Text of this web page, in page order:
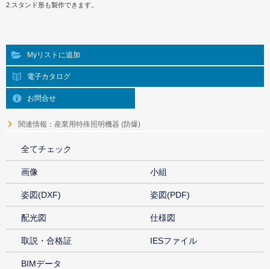
2.スタンド形も製作できます。
Myリストに追加
電子カタログ
お問合せ
関連情報：産業用特殊照明機器 (防爆)
全てチェック
画像 小組
姿図(DXF) 姿図(PDF)
配光図 仕様図
取説・合格証 IESファイル
BIMデータ